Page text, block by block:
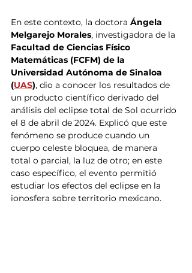
En este contexto, la doctora Ángela
Melgarejo Morales, investigadora de la
Facultad de Ciencias Físico
Matemáticas (FCFM) de la
Universidad Autónoma de Sinaloa
(UAS), dio a conocer los resultados de
un producto científico derivado del
análisis del eclipse total de Sol ocurrido
el 8 de abril de 2024. Explicó que este
fenómeno se produce cuando un
cuerpo celeste bloquea, de manera
total o parcial, la luz de otro; en este
caso específico, el evento permitió
estudiar los efectos del eclipse en la
ionosfera sobre territorio mexicano.